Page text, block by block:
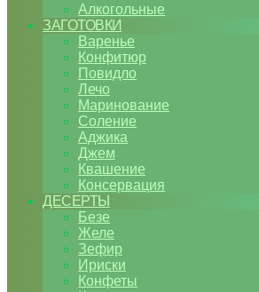
Алкогольные
ЗАГОТОВКИ
Варенье
Конфитюр
Повидло
Лечо
Маринование
Соление
Аджика
Джем
Квашение
Консервация
ДЕСЕРТЫ
Безе
Желе
Зефир
Ириски
Конфеты